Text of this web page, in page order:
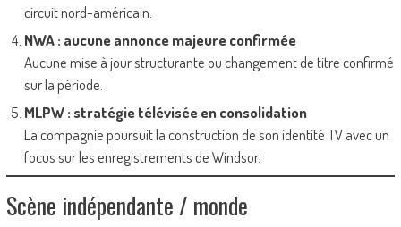
circuit nord-américain.
NWA : aucune annonce majeure confirmée
Aucune mise à jour structurante ou changement de titre confirmé
sur la période.
MLPW : stratégie télévisée en consolidation
La compagnie poursuit la construction de son identité TV avec un
focus sur les enregistrements de Windsor.
Scène indépendante / monde